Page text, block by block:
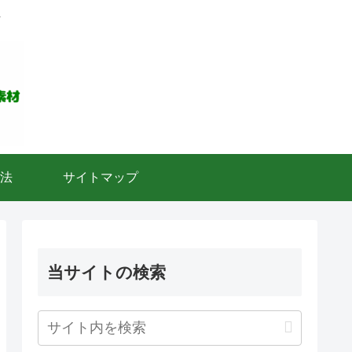
サイトマップ
当サイトの検索